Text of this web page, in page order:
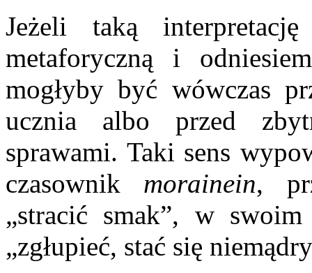
Jeżeli taką interpretację
metaforyczną i
mogłyby być wówczas
ucznia albo przed
sprawami. Taki sens
czasownik morainein,
„stracić smak”, w
„zgłupieć, stać się